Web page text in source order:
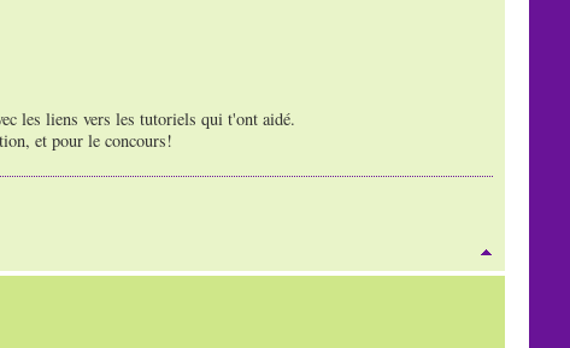
les liens vers les tutoriels qui t'ont aidé.
et pour le concours!